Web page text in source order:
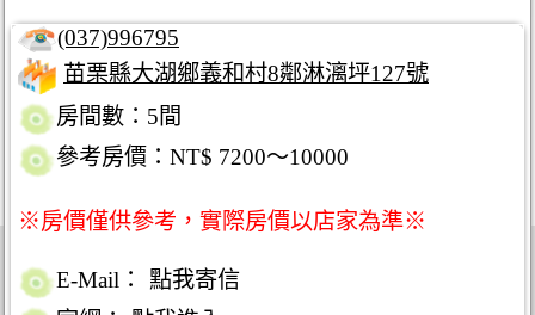
(037)996795
苗栗縣大湖鄉義和村8鄰淋漓坪127號
房間數：5間
參考房價：NT$ 7200～10000
※房價僅供參考，實際房價以店家為準※
E-Mail：
點我寄信